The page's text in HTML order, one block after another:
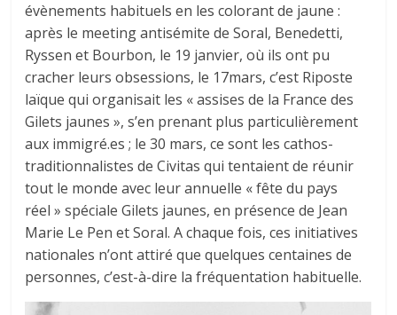
évènements habituels en les colorant de jaune :
après le meeting antisémite de Soral, Benedetti,
Ryssen et Bourbon, le 19 janvier, où ils ont pu
cracher leurs obsessions, le 17mars, c’est Riposte
laïque qui organisait les « assises de la France des
Gilets jaunes », s’en prenant plus particulièrement
aux immigré.es ; le 30 mars, ce sont les cathos-
traditionnalistes de Civitas qui tentaient de réunir
tout le monde avec leur annuelle « fête du pays
réel » spéciale Gilets jaunes, en présence de Jean
Marie Le Pen et Soral. A chaque fois, ces initiatives
nationales n’ont attiré que quelques centaines de
personnes, c’est-à-dire la fréquentation habituelle.